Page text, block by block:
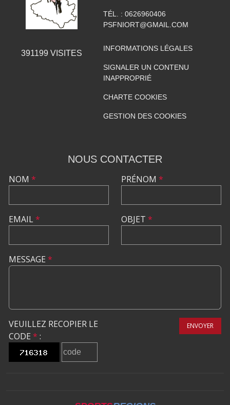
391199 VISITES
TÉL. : 0626960406
PSFNIORT@GMAIL.COM
INFORMATIONS LÉGALES
SIGNALER UN CONTENU
INAPPROPRIÉ
CHARTE COOKIES
GESTION DES COOKIES
NOUS CONTACTER
NOM *
EMAIL*
PRÉNOM *
OBJET *
MESSAGE *
VEUILLEZ RECOPIER LE
CODE * :
ENVOYER